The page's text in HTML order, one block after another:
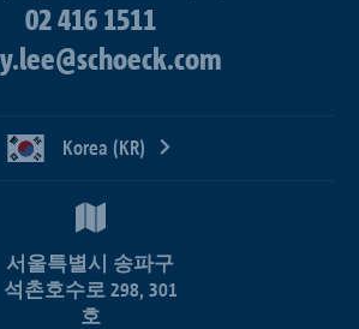
02 416 1511
Korea (KR)
서울특별시 송파구
석촌호수로 298, 301
호